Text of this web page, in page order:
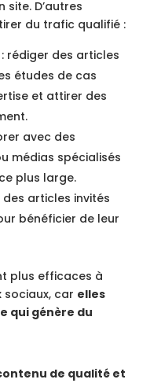
D’autres
du trafic qualifié :
rédiger des articles
études de cas
et attirer des
avec des
médias spécialisés
plus large.
articles invités
bénéficier de leur
plus efficaces à
sociaux, car elles
qui génère du
de qualité et